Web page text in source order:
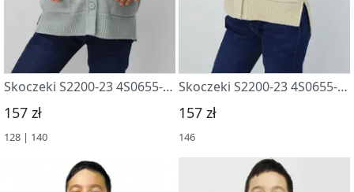
Skoczeki S2200-23 4S0655-D43 sv. seryj
157 zł
128 | 140
Skoczeki S2200-23 4S0655-D43 slonovaya kost
157 zł
146